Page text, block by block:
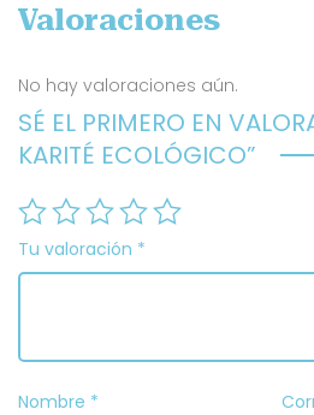
Valoraciones
No hay valoraciones aún.
SÉ EL PRIMERO EN
KARITÉ ECOLÓGICO”
Tu valoración *
Nombre *